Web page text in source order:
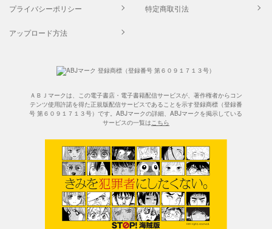
プライバシーポリシー 特定商取引法
アップロード方法
ＡＢＪマークは、この電子書店・電子書籍配信サービスが、著作権者からコン
テンツ使用許諾を得た正規版配信サービスであることを示す登録商標（登録番
号 第６０９１７１３号）です。ABJマークの詳細、ABJマークを掲示している
サービスの一覧はこちら